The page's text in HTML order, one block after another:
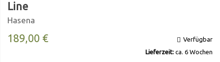
Line
Hasena
Verfügbar
Lieferzeit: ca. 6 Wochen
189,00 €